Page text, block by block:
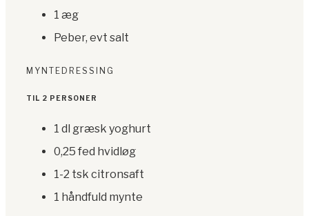
1 æg
Peber, evt salt
MYNTEDRESSING
TIL 2 PERSONER
1 dl græsk yoghurt
0,25 fed hvidløg
1-2 tsk citronsaft
1 håndfuld mynte